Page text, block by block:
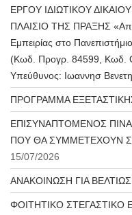
ΕΡΓΟΥ ΙΔΙΩΤΙΚΟΥ
ΠΛΑΙΣΙΟ ΤΗΣ ΠΡΑΞΗΣ
Εμπειρίας στο
(Κωδ. Προγρ. 84599, Κωδ.
Υπεύθυνος: Ιωαννησ
ΠΡΟΓΡΑΜΜΑ
ΕΠΙΣΥΝΑΠΤΟΜΕΝΟΣ
ΠΟΥ ΘΑ ΣΥΜΜΕΤΕΧΟΥΝ
15/07/2026
ΑΝΑΚΟΙΝΩΣΗ ΓΙΑ
ΦΟΙΤΗΤΙΚΟ ΣΤΕΓΑΣΤΙΚΟ